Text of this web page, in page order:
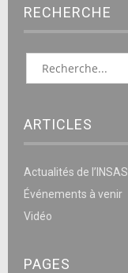
RECHERCHE
ARTICLES
Actualités de l’INSAS
Événements à venir
Vidéo
PAGES